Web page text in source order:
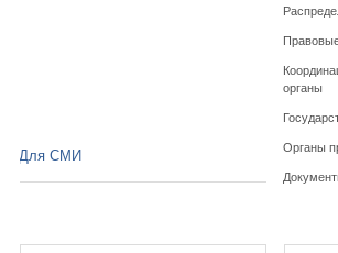
органы
Органы
Для СМИ